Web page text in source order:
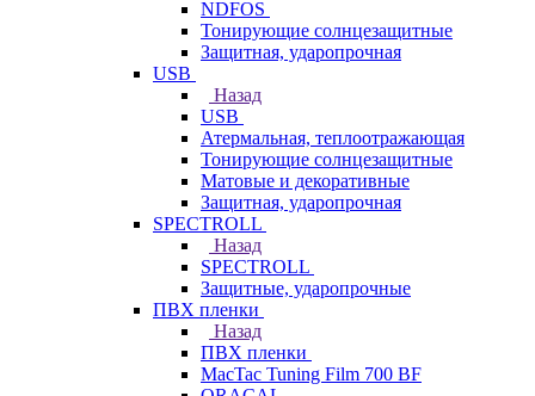
NDFOS
Тонирующие солнцезащитные
Защитная, ударопрочная
USB
Назад
USB
Атермальная, теплоотражающая
Тонирующие солнцезащитные
Матовые и декоративные
Защитная, ударопрочная
SPECTROLL
Назад
SPECTROLL
Защитные, ударопрочные
ПВХ пленки
Назад
ПВХ пленки
MacTac Tuning Film 700 BF